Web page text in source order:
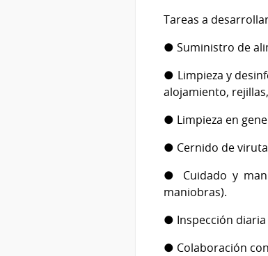
Tareas a
● Suministro de
● Limpieza y
alojamiento,
● Limpieza en
● Cernido de
● Cuidado y
maniobras).
● Inspección
● Colaboración